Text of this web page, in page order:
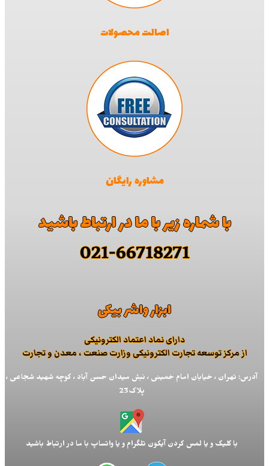
اصالت محصولات
مشاوره رایگان
با شماره زیر با ما در ارتباط باشید
021-66718271
ابزار واشر بیکی
دارای نماد اعتماد الكترونیكی
از مركز توسعه تجارت الكترونیكی وزارت صنعت ، معدن و تجارت
آدرس: تهران ، خیابان امام خمینی ، نبش میدان حسن آباد ، کوچه شهید شجاعی ،
پلاک23
با کلیک و یا لمس کردن آیکون تلگرام و یا واتساپ با ما در ارتباط باشید